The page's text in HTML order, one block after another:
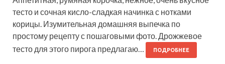
тесто и сочная кисло-сладкая начинка с нотками
корицы. Изумительная домашняя выпечка по
простому рецепту с пошаговыми фото. Дрожжевое
тесто для этого пирога предлагаю…
ПОДРОБНЕЕ